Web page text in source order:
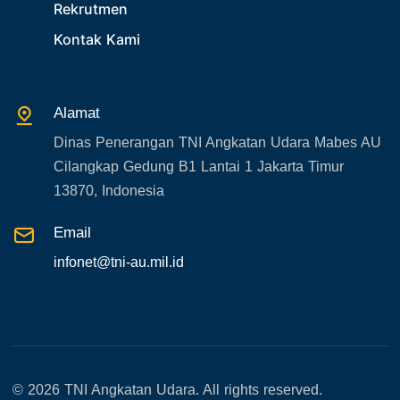
35. Gangguan bandara
36. Kecelakaan pesawat TNI
37. Kecelakaan pesawat swasta
39. Gangguan KAMTIBMAS
Rekrutmen
Kontak Kami
Alamat
Dinas Penerangan TNI Angkatan Udara Mabes AU
Cilangkap Gedung B1 Lantai 1 Jakarta Timur
13870, Indonesia
Email
infonet@tni-au.mil.id
© 2026 TNI Angkatan Udara. All rights reserved.